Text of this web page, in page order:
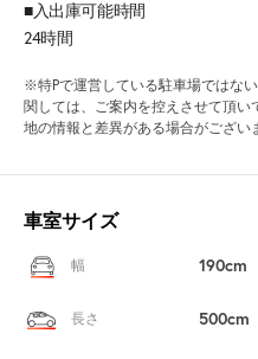
■入出庫可能時間
24時間
※特Pで運営している駐車場ではな
関しては、ご案内を控えさせて頂
地の情報と差異がある場合がござい
車室サイズ
幅 190cm
長さ 500cm